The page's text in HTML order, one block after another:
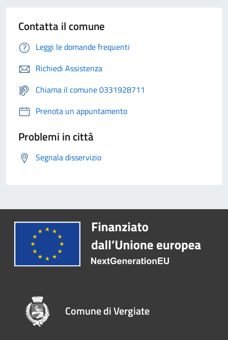
Contatta il comune
Leggi le domande frequenti
Richiedi Assistenza
Chiama il comune 0331928711
Prenota un appuntamento
Problemi in città
Segnala disservizio
Comune di Vergiate